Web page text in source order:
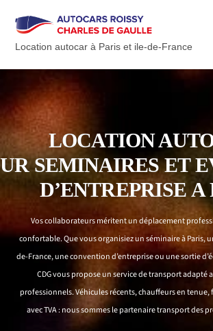
contentLocation autocar à Paris et ile-de-France
LOCATION
SEMINAIRESET
D’ENTREPRISEA
Vos collaborateurs méritent un déplacement
confortable. Que vous organisiez un séminaire à Paris,
de-France, une convention d’entreprise ou une sortie
CDG vous propose un service de transport adapté
professionnels. Véhicules récents, chauffeurs en
avec TVA : nous sommes le partenaire transport des